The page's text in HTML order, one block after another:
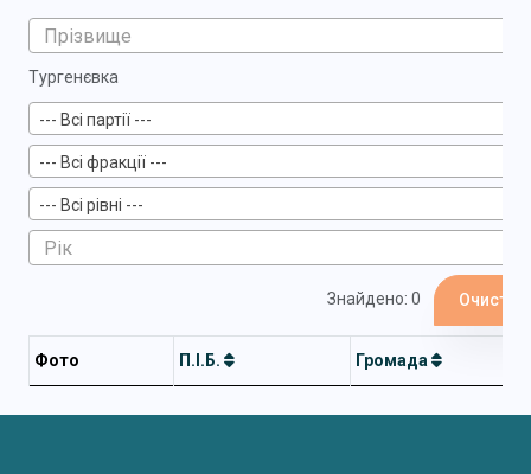
Тургенєвка
--- Всі партії ---
--- Всі фракції ---
--- Всі рівні ---
Знайдено: 0
Фото П.І.Б. Громада